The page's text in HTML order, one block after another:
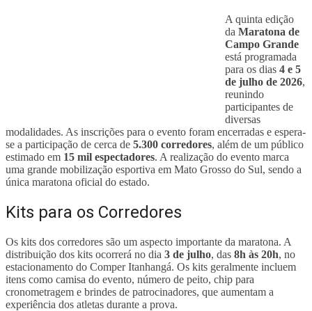
A quinta edição
da Maratona de
Campo Grande
está programada
para os dias 4 e 5
de julho de 2026,
reunindo
participantes de
diversas
modalidades. As inscrições para o evento foram encerradas e espera-
se a participação de cerca de 5.300 corredores, além de um público
estimado em 15 mil espectadores. A realização do evento marca
uma grande mobilização esportiva em Mato Grosso do Sul, sendo a
única maratona oficial do estado.
Kits para os Corredores
Os kits dos corredores são um aspecto importante da maratona. A
distribuição dos kits ocorrerá no dia 3 de julho, das 8h às 20h, no
estacionamento do Comper Itanhangá. Os kits geralmente incluem
itens como camisa do evento, número de peito, chip para
cronometragem e brindes de patrocinadores, que aumentam a
experiência dos atletas durante a prova.